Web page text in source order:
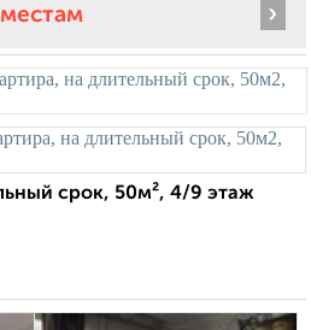
местам
›
срок, 50м², 4/9 этаж